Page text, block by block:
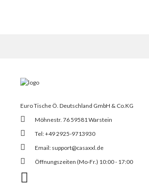
Euro Tische Ö. Deutschland GmbH & Co.KG
Möhnestr. 76 59581 Warstein
Tel: +49 2925-9713930
Email: support@casaxxl.de
Öffnungszeiten (Mo-Fr.) 10:00 - 17:00